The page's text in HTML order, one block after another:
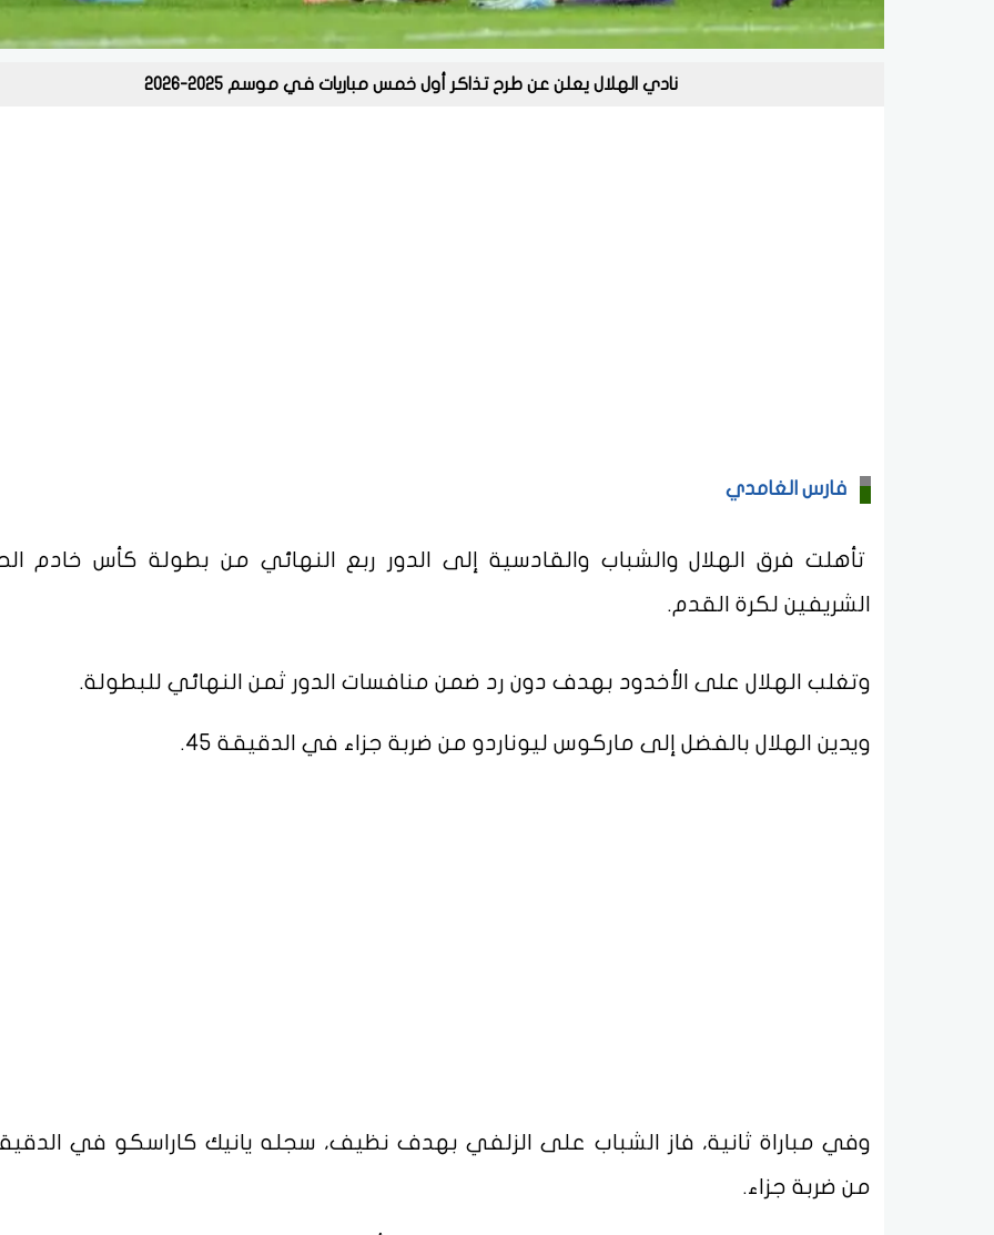
نادي الهلال يعلن عن طرح تذاكر أول خمس مباريات في موسم 2025-2026
فارس الغامدي
تأهلت فرق الهلال والشباب والقادسية إلى الدور ربع النهائي من بطولة كأس خادم
الشريفين لكرة القدم.
وتغلب الهلال على الأخدود بهدف دون رد ضمن منافسات الدور ثمن النهائي للبطولة.
ويدين الهلال بالفضل إلى ماركوس ليوناردو من ضربة جزاء في الدقيقة 45.
من ضربة جزاء.